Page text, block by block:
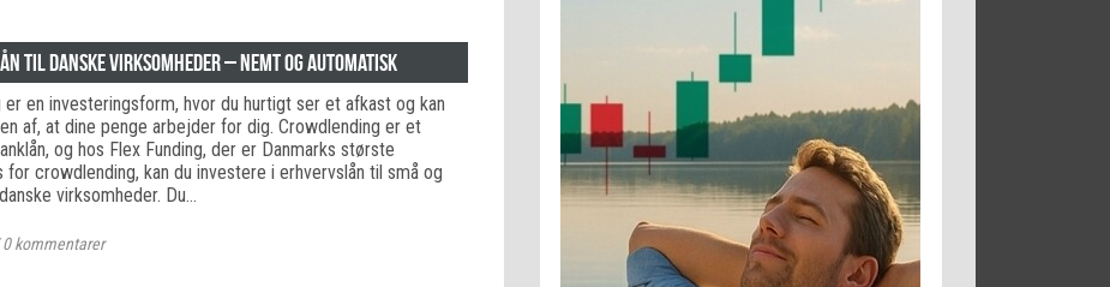
bruges stop-loss
sætter du på spil ved CFD-
fungerer BULL & BEAR-
Shortselling
Gearing af aktier – hvad er det?
Kopier Jeppe Kirk Bonde
til danske virksomheder – nemt og automatisk
er en investeringsform, hvor du hurtigt ser et afkast og kan
af, at dine penge arbejder for dig. Crowdlending er et
og hos Flex Funding, der er Danmarks største
for crowdlending, kan du investere i erhvervslån til små og
virksomheder. Du…
0kommentarer